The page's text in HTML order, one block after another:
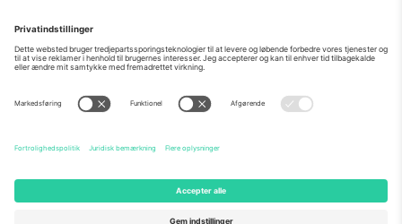
Mexico
Av Chapultepec 360, Roma
Norte, Cuauhtémoc, 06700
Ciudad de México, CDMX,
sted, begivenhed og/eller domæne. For detaljer se den specifikke
begivenhedsside, tryk og vilkår.,Virksomhed
Ticombo. Alle rettigheder forbeholdes.